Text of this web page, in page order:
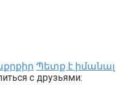
Պետք է իմանալ
с друзьями: